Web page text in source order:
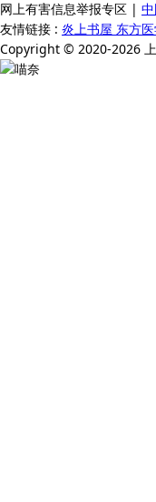
网上有害信息举报专区 |
友情链接 : 炎上书屋 东方
Copyright © 2020-2026 上